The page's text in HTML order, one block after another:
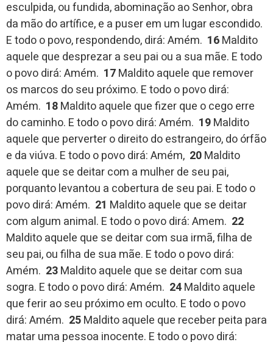
esculpida, ou fundida, abominação ao Senhor, obra
da mão do artífice, e a puser em um lugar escondido.
E todo o povo, respondendo, dirá: Amém. 16Maldito
aquele que desprezar a seu pai ou a sua mãe. E todo
o povo dirá: Amém. 17Maldito aquele que remover
os marcos do seu próximo. E todo o povo dirá:
Amém. 18Maldito aquele que fizer que o cego erre
do caminho. E todo o povo dirá: Amém. 19Maldito
aquele que perverter o direito do estrangeiro, do órfão
e da viúva. E todo o povo dirá: Amém, 20Maldito
aquele que se deitar com a mulher de seu pai,
porquanto levantou a cobertura de seu pai. E todo o
povo dirá: Amém. 21 Maldito aquele que se deitar
com algum animal. E todo o povo dirá: Amem. 22
Maldito aquele que se deitar com sua irmã, filha de
seu pai, ou filha de sua mãe. E todo o povo dirá:
Amém. 23Maldito aquele que se deitar com sua
sogra. E todo o povo dirá: Amém. 24Maldito aquele
que ferir ao seu próximo em oculto. E todo o povo
dirá: Amém. 25Maldito aquele que receber peita para
matar uma pessoa inocente. E todo o povo dirá: